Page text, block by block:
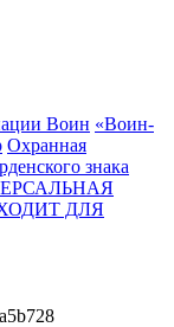
Воин «Воин-
Охранная
знака
ДЛЯ